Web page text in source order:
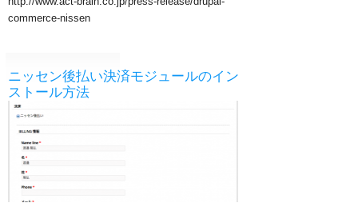
commerce-nissen
ニッセン後払い決済モジュールのイン
ストール方法